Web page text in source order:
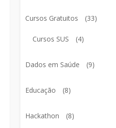
Cursos Gratuitos (33)
Cursos SUS (4)
Dados em Saúde (9)
Educação (8)
Hackathon (8)